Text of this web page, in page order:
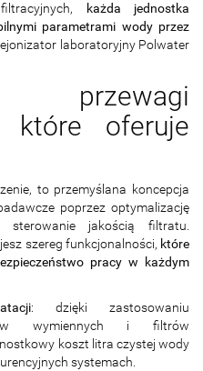
każda jednostka
parametrami wody przez
laboratoryjny Polwater
przewagi
które oferuje
to przemyślana koncepcja
poprzez optymalizację
jakością filtratu.
szereg funkcjonalności, które
pracy w każdym
: dzięki zastosowaniu
wymiennych i filtrów
koszt litra czystej wody
systemach.